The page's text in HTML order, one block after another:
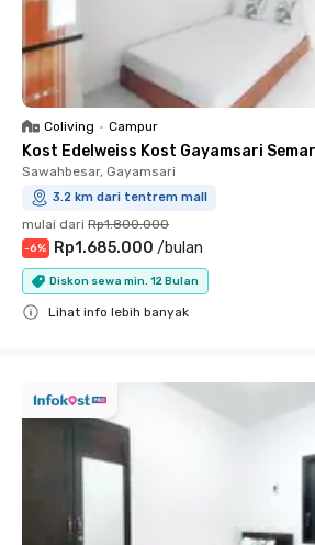
Coliving • Campur
Kost Edelweiss Kost Gayamsari
Sawahbesar, Gayamsari
3.2 km dari tentrem mall
mulai dari Rp1.800.000
-6% Rp1.685.000 /bulan
Diskon sewa min. 12 Bulan
Lihat info lebih banyak